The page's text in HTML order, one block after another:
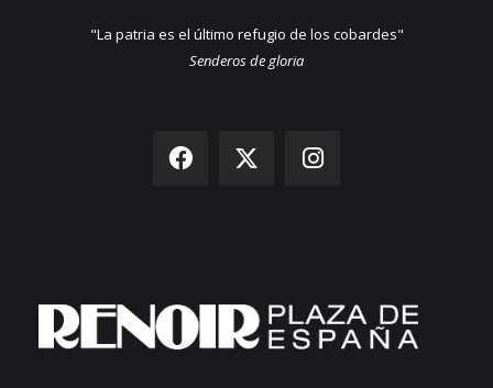
"La patria es el último refugio de los cobardes"
Senderos de gloria